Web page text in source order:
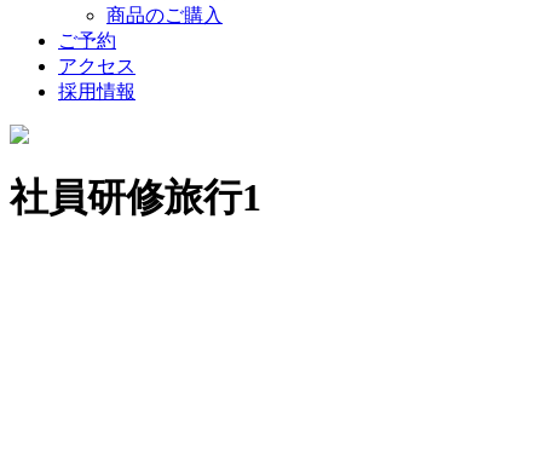
商品のご購入
ご予約
アクセス
採用情報
社員研修旅行1